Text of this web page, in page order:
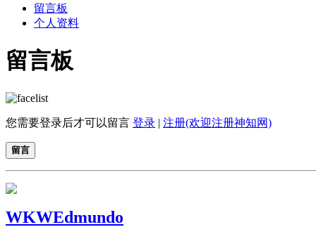
留言板
个人资料
留言板
您需要登录后才可以留言 登录 | 注册(欢迎注册神知网)
留言
WKWEdmundo